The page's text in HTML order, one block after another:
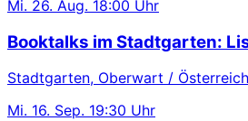
Mi. 26. Aug. 18:00 Uhr
Booktalks im Stadtgarten:
Stadtgarten, Oberwart / Österreich
Mi. 16. Sep. 19:30 Uhr